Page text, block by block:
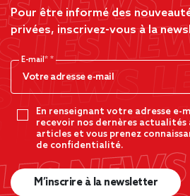
Pour être informé des
privées, inscrivez-vous à la
E-mail*
En renseignant votre adresse e-
recevoir nos dernères actualités
articles et vous prenez
de confidentialité.
M’inscrire à la newsletter